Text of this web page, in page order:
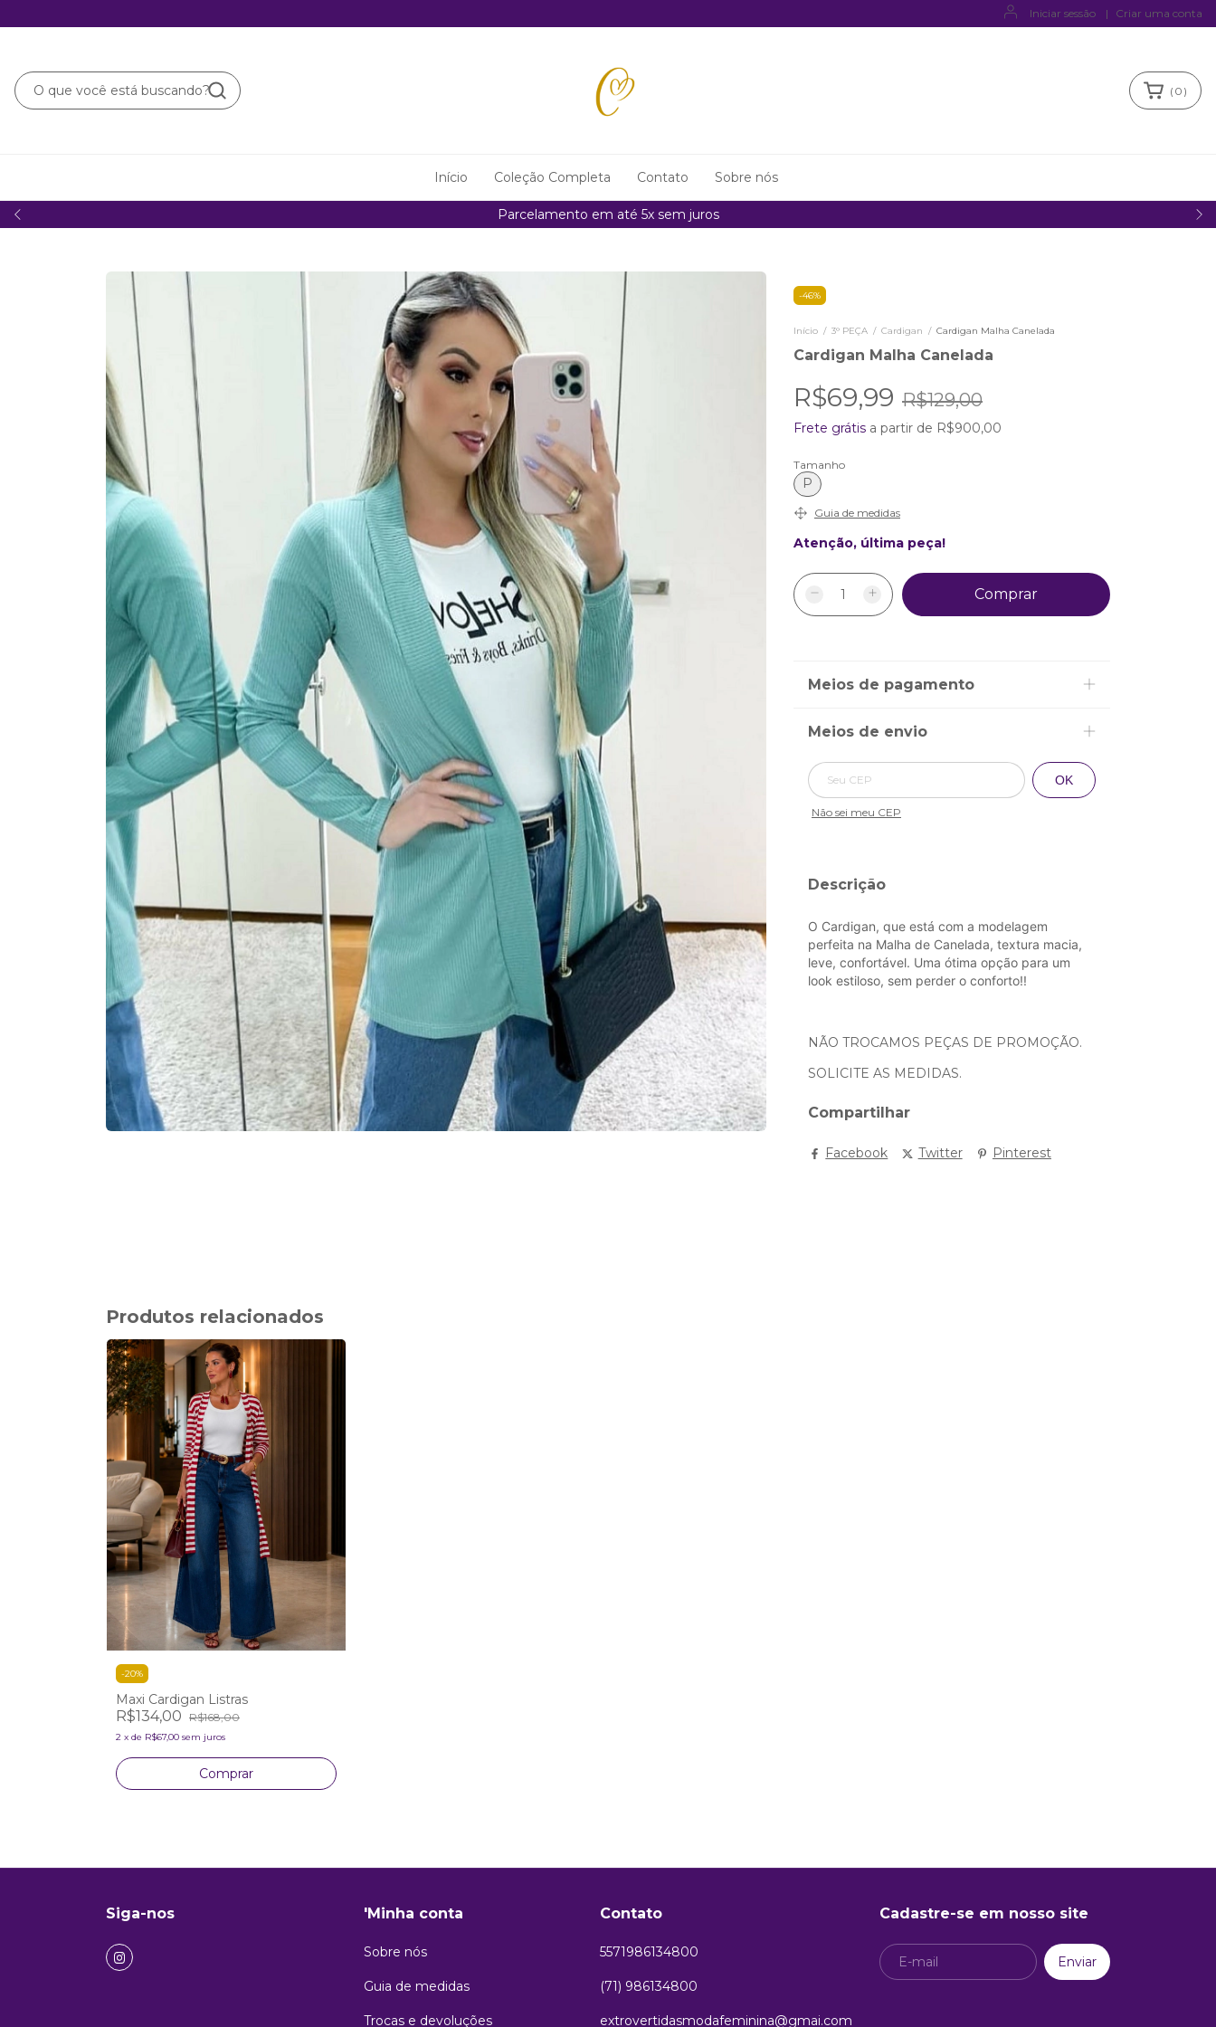
Iniciar sessão | Criar uma conta
Parcelamento em até 5x sem juros
( 0 )
Início Coleção Completa Contato Sobre nós
-46%
Início / 3° PEÇA / Cardigan / Cardigan Malha Canelada
Cardigan Malha Canelada
R$69,99 R$129,00
Frete grátis a partir de R$900,00
Tamanho
P
Guia de medidas
Atenção, última peça!
Meios de pagamento
Meios de envio
Entregas para o CEP: Alterar CEP
OK
Não sei meu CEP
Descrição
O Cardigan, que está com a modelagem
perfeita na Malha de Canelada, textura macia,
leve, confortável. Uma ótima opção para um
look estiloso, sem perder o conforto!!
NÃO TROCAMOS PEÇAS DE PROMOÇÃO.
SOLICITE AS MEDIDAS.
Compartilhar
Facebook Twitter Pinterest
Produtos relacionados
-20%
Maxi Cardigan Listras
R$134,00 R$168,00
2 x de R$67,00 sem juros
Comprar
Siga-nos 'Minha conta
Sobre nós
Guia de medidas
Trocas e devoluções
Contato
5571986134800
(71) 986134800
extrovertidasmodafeminina@gmai.com
Cadastre-se em nosso site